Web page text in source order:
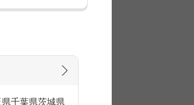
県千葉県茨城県